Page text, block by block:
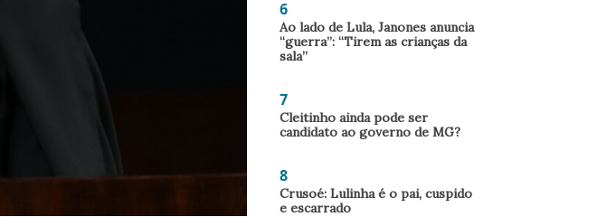
6
Ao lado de Lula, Janones anuncia
“guerra”: “Tirem as crianças da
sala”
7
Cleitinho ainda pode ser
candidato ao governo de MG?
8
Crusoé: Lulinha é o pai, cuspido
e escarrado